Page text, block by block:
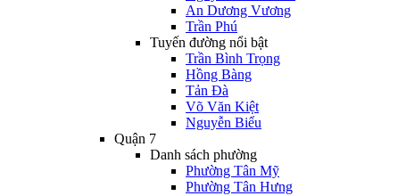
An Dương Vương
Trần Phú
Tuyến đường nổi bật
Trần Bình Trọng
Hồng Bàng
Tản Đà
Võ Văn Kiệt
Nguyễn Biểu
Quận 7
Danh sách phường
Phường Tân Mỹ
Phường Tân Hưng